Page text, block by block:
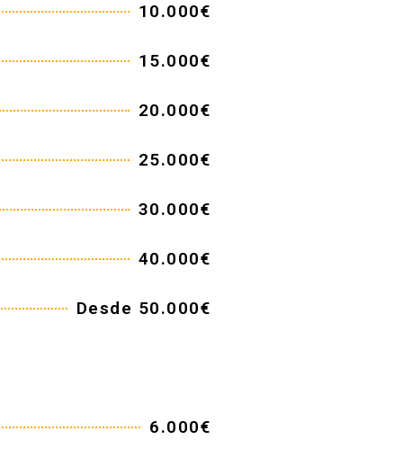
10.000€
15.000€
20.000€
25.000€
30.000€
40.000€
Desde 50.000€
6.000€